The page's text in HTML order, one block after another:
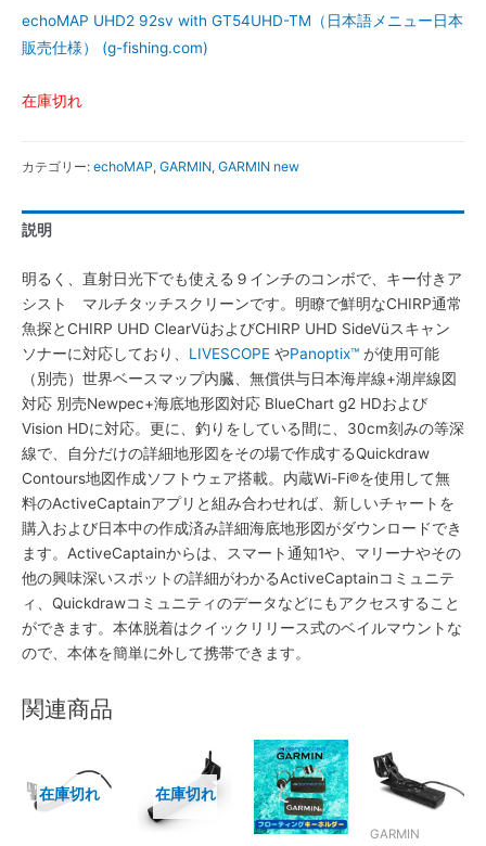
echoMAP UHD2 92sv with GT54UHD-TM（日本語メニュー日本
販売仕様） (g-fishing.com)
在庫切れ
カテゴリー: echoMAP, GARMIN, GARMIN new
説明
明るく、直射日光下でも使える９インチのコンボで、キー付きア
シスト マルチタッチスクリーンです。明瞭で鮮明なCHIRP通常
魚探とCHIRP UHD ClearVüおよびCHIRP UHD SideVüスキャン
ソナーに対応しており、 LIVESCOPE やPanoptix™ が使用可能
（別売）世界ベースマップ内臓、無償供与日本海岸線+湖岸線図
対応 別売Newpec+海底地形図対応 BlueChart g2 HDおよび
Vision HDに対応。更に、釣りをしている間に、30cm刻みの等深
線で、自分だけの詳細地形図をその場で作成するQuickdraw
Contours地図作成ソフトウェア搭載。内蔵Wi-Fi®を使用して無
料のActiveCaptainアプリと組み合わせれば、新しいチャートを
購入および日本中の作成済み詳細海底地形図がダウンロードでき
ます。ActiveCaptainからは、スマート通知1や、マリーナやその
他の興味深いスポットの詳細がわかるActiveCaptainコミュニテ
ィ、Quickdrawコミュニティのデータなどにもアクセスすること
ができます。本体脱着はクイックリリース式のベイルマウントな
ので、本体を簡単に外して携帯できます。
関連商品
在庫切れ 在庫切れ
GARMIN